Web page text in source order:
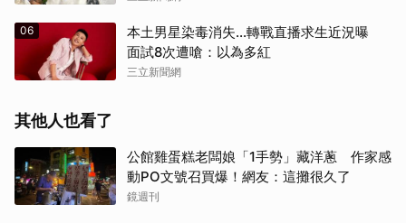
06
本土男星染毒消失...轉戰直播求生近況曝
面試8次遭嗆：以為多紅
三立新聞網
其他人也看了
公館雞蛋糕老闆娘「1手勢」藏洋蔥 作家感
動PO文號召買爆！網友：這攤很久了
鏡週刊